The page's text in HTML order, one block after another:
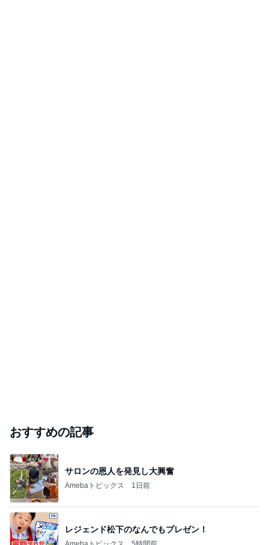
おすすめの記事
サロンの恩人を発見し大興奮
Amebaトピックス 1日前
レジェンド松下のなんでもプレゼン！